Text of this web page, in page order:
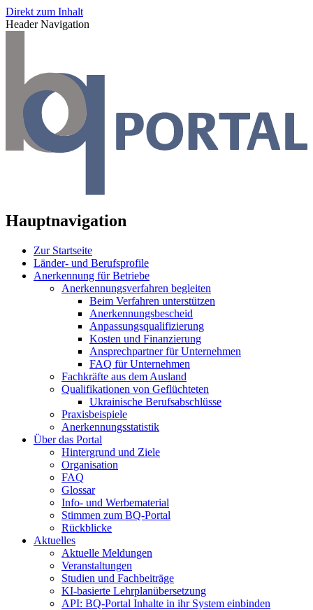
Direkt zum Inhalt
Header Navigation
Hauptnavigation
Zur Startseite
Länder- und Berufsprofile
Anerkennung für Betriebe
Anerkennungsverfahren begleiten
Beim Verfahren unterstützen
Anerkennungsbescheid
Anpassungsqualifizierung
Kosten und Finanzierung
Ansprechpartner für Unternehmen
FAQ für Unternehmen
Fachkräfte aus dem Ausland
Qualifikationen von Geflüchteten
Ukrainische Berufsabschlüsse
Praxisbeispiele
Anerkennungsstatistik
Über das Portal
Hintergrund und Ziele
Organisation
FAQ
Glossar
Info- und Werbematerial
Stimmen zum BQ-Portal
Rückblicke
Aktuelles
Aktuelle Meldungen
Veranstaltungen
Studien und Fachbeiträge
KI-basierte Lehrplanübersetzung
API: BQ-Portal Inhalte in ihr System einbinden